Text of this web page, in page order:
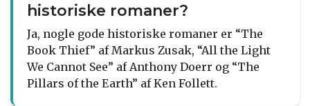
historiske romaner?
Ja, nogle gode historiske romaner er “The
Book Thief” af Markus Zusak, “All the Light
We Cannot See” af Anthony Doerr og “The
Pillars of the Earth” af Ken Follett.